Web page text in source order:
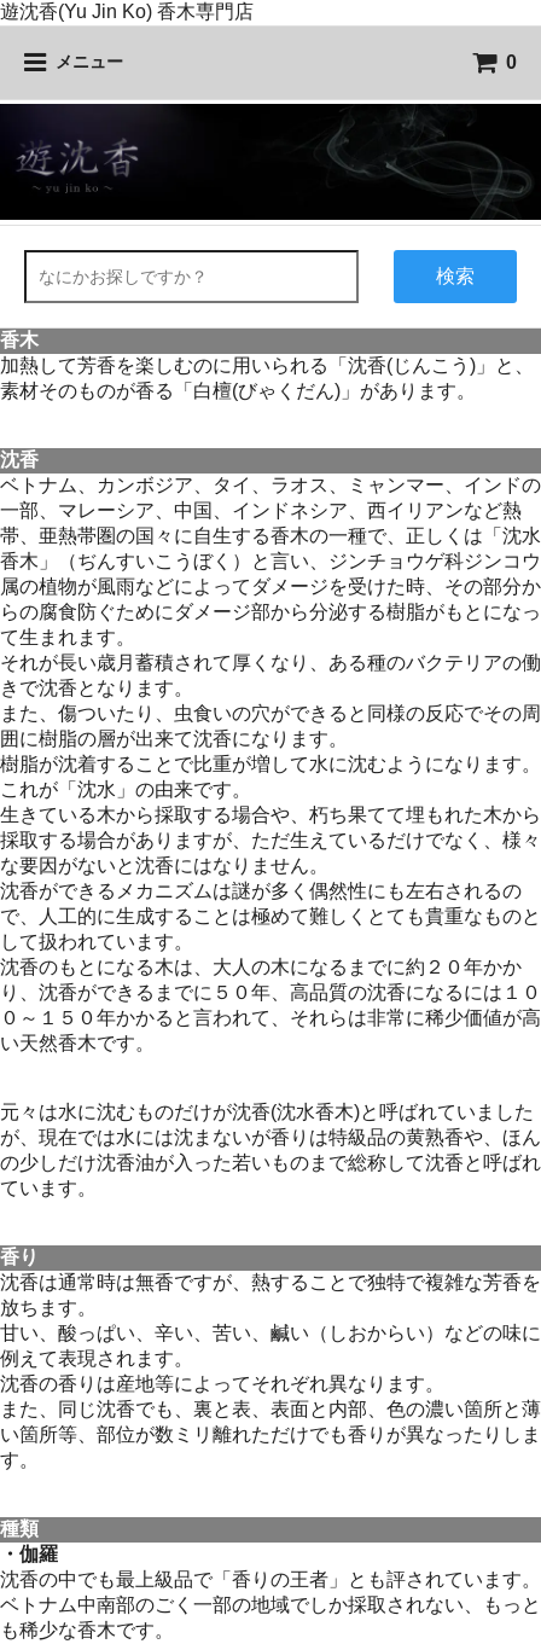
遊沈香(Yu Jin Ko) 香木専門店
メニュー 0
検索
香木
加熱して芳香を楽しむのに用いられる「沈香(じんこう)」と、
素材そのものが香る「白檀(びゃくだん)」があります。
沈香
ベトナム、カンボジア、タイ、ラオス、ミャンマー、インドの
一部、マレーシア、中国、インドネシア、西イリアンなど熱
帯、亜熱帯圏の国々に自生する香木の一種で、正しくは「沈水
香木」（ぢんすいこうぼく）と言い、ジンチョウゲ科ジンコウ
属の植物が風雨などによってダメージを受けた時、その部分か
らの腐食防ぐためにダメージ部から分泌する樹脂がもとになっ
て生まれます。
それが長い歳月蓄積されて厚くなり、ある種のバクテリアの働
きで沈香となります。
また、傷ついたり、虫食いの穴ができると同様の反応でその周
囲に樹脂の層が出来て沈香になります。
樹脂が沈着することで比重が増して水に沈むようになります。
これが「沈水」の由来です。
生きている木から採取する場合や、朽ち果てて埋もれた木から
採取する場合がありますが、ただ生えているだけでなく、様々
な要因がないと沈香にはなりません。
沈香ができるメカニズムは謎が多く偶然性にも左右されるの
で、人工的に生成することは極めて難しくとても貴重なものと
して扱われています。
沈香のもとになる木は、大人の木になるまでに約２０年かか
り、沈香ができるまでに５０年、高品質の沈香になるには１０
０～１５０年かかると言われて、それらは非常に稀少価値が高
い天然香木です。
元々は水に沈むものだけが沈香(沈水香木)と呼ばれていました
が、現在では水には沈まないが香りは特級品の黄熟香や、ほん
の少しだけ沈香油が入った若いものまで総称して沈香と呼ばれ
ています。
香り
沈香は通常時は無香ですが、熱することで独特で複雑な芳香を
放ちます。
甘い、酸っぱい、辛い、苦い、鹹い（しおからい）などの味に
例えて表現されます。
沈香の香りは産地等によってそれぞれ異なります。
また、同じ沈香でも、裏と表、表面と内部、色の濃い箇所と薄
い箇所等、部位が数ミリ離れただけでも香りが異なったりしま
す。
種類
・伽羅
沈香の中でも最上級品で「香りの王者」とも評されています。
ベトナム中南部のごく一部の地域でしか採取されない、もっと
も稀少な香木です。